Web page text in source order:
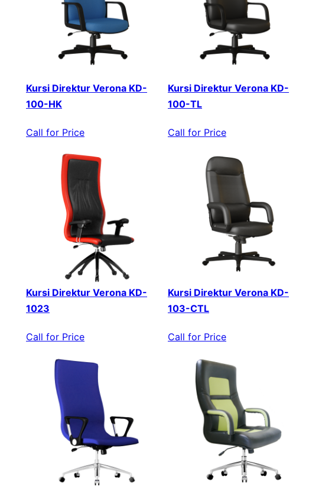
Kursi Direktur Verona KD-
100-HK
Call for Price
Kursi Direktur Verona KD-
100-TL
Call for Price
Kursi Direktur Verona KD-
1023
Call for Price
Kursi Direktur Verona KD-
103-CTL
Call for Price